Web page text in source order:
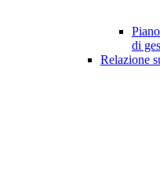
di
Relazione